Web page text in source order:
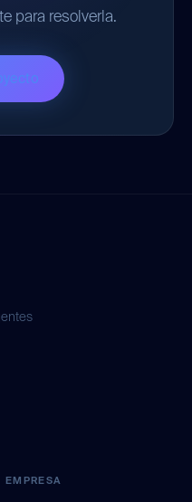
para resolverla.
EMPRESA